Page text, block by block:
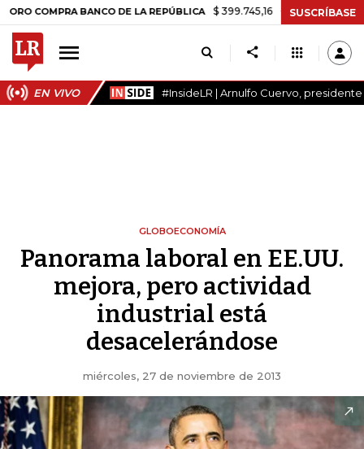
BANCO DE LA REPÚBLICA $ 399.745,16 +$ 2.295,71 +0,58%
SUSCRÍBASE
EN VIVO #InsideLR | Arnulfo Cuervo,
GLOBOECONOMÍA
Panorama laboral en EE.UU.
mejora, pero actividad
industrial está
desacelerándose
miércoles, 27 de noviembre de 2013